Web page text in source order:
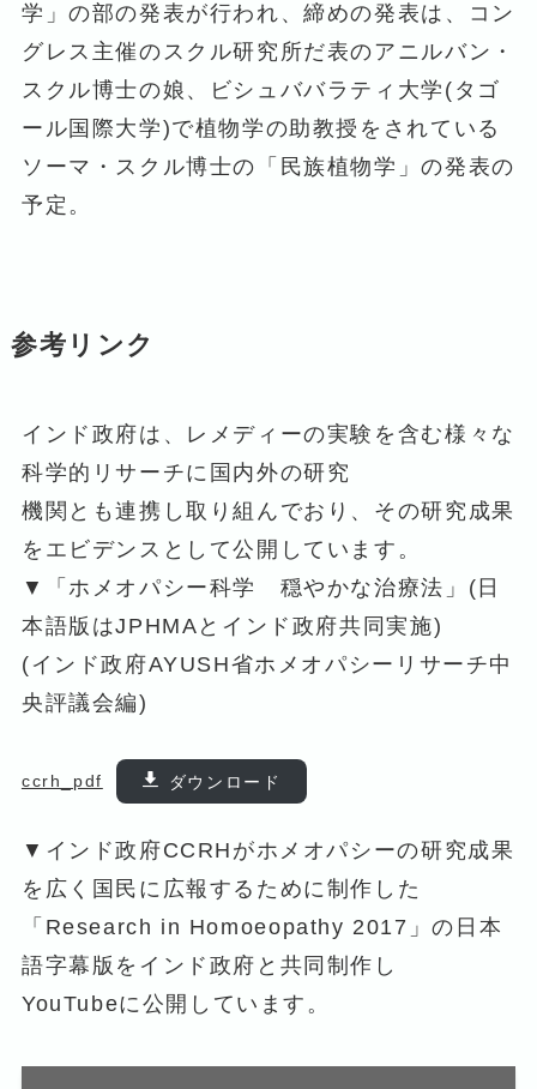
学」の部の発表が行われ、締めの発表は、コン
グレス主催のスクル研究所だ表のアニルバン・
スクル博士の娘、ビシュババラティ大学(タゴ
ール国際大学)で植物学の助教授をされている
ソーマ・スクル博士の「民族植物学」の発表の
予定。
参考リンク
インド政府は、レメディーの実験を含む様々な
科学的リサーチに国内外の研究
機関とも連携し取り組んでおり、その研究成果
をエビデンスとして公開しています。
▼「ホメオパシー科学 穏やかな治療法」(日
本語版はJPHMAとインド政府共同実施)
(インド政府AYUSH省ホメオパシーリサーチ中
央評議会編)
ccrh_pdf ダウンロード
▼インド政府CCRHがホメオパシーの研究成果
を広く国民に広報するために制作した
「Research in Homoeopathy 2017」の日本
語字幕版をインド政府と共同制作し
YouTubeに公開しています。